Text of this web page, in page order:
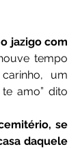
jazigo com
tempo
um
amo” dito
se
daquele